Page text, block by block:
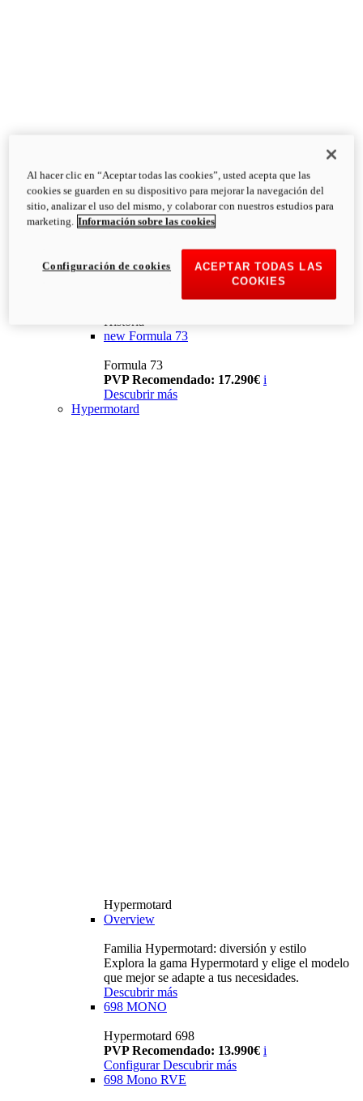
Historia
new Formula 73
Formula 73
PVP Recomendado: 17.290€ i
Descubrir más
Hypermotard
Hypermotard
Overview
Familia Hypermotard: diversión y estilo
Explora la gama Hypermotard y elige el modelo
que mejor se adapte a tus necesidades.
Descubrir más
698 MONO
Hypermotard 698
PVP Recomendado: 13.990€ i
ConfigurarDescubrir más
698 Mono RVE
Al hacer clic en “Aceptar todas las cookies”, usted acepta que las
cookies se guarden en su dispositivo para mejorar la navegación del
sitio, analizar el uso del mismo, y colaborar con nuestros estudios para
marketing. Información sobre las cookies
ACEPTAR TODAS LAS
COOKIES
Configuración de cookies